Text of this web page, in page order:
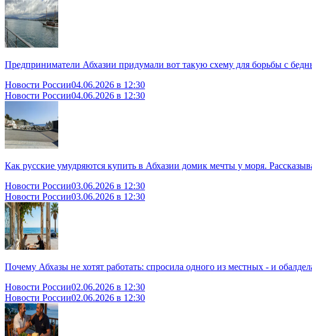
Предприниматели Абхазии придумали вот такую схему для борьбы с
Новости России04.06.2026 в 12:30
Новости России04.06.2026 в 12:30
Как русские умудряются купить в Абхазии домик мечты у моря.
Новости России03.06.2026 в 12:30
Новости России03.06.2026 в 12:30
Почему Абхазы не хотят работать: спросила одного из местных - и
Новости России02.06.2026 в 12:30
Новости России02.06.2026 в 12:30